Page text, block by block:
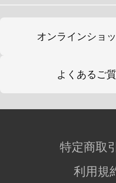
オンラインショ
よくあるご
特定商取
利用規